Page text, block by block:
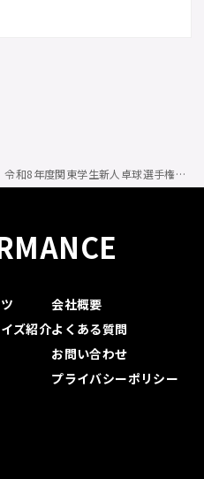
令和8年度関東学生新人卓球選手権大会
ズ紹介
会社概要
よくある質問
お問い合わせ
プライバシーポリシー